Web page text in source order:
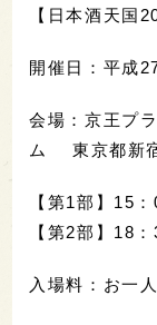
【日本酒天国
開催日：平成
会場：京王プ
ム 東京都新
【第1部】15
【第2部】18
入場料：お一